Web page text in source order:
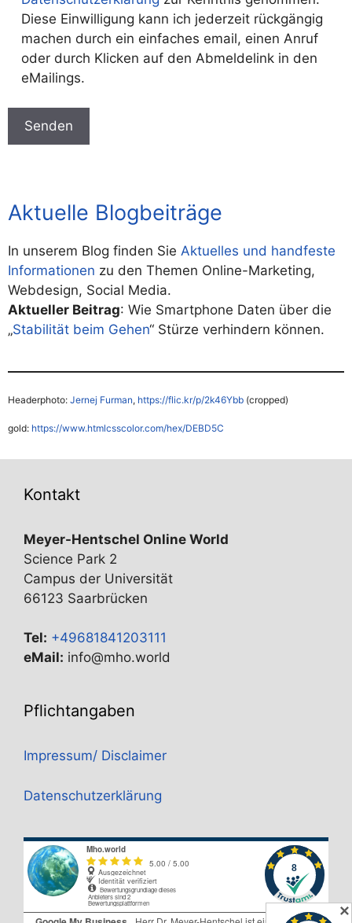
Diese Einwilligung kann ich jederzeit rückgängig
machen durch ein einfaches email, einen Anruf
oder durch Klicken auf den Abmeldelink in den
eMailings.
Aktuelle Blogbeiträge
In unserem Blog finden Sie Aktuelles und handfeste
Informationen zu den Themen Online-Marketing,
Webdesign, Social Media.
Aktueller Beitrag: Wie Smartphone Daten über die
„Stabilität beim Gehen“ Stürze verhindern können.
Headerphoto: Jernej Furman, https://flic.kr/p/2k46Ybb (cropped)
gold: https://www.htmlcsscolor.com/hex/DEBD5C
Kontakt
Meyer-Hentschel Online World
Science Park 2
Campus der Universität
66123 Saarbrücken
Tel: +49681841203111
eMail: info@mho.world
Pflichtangaben
Impressum/ Disclaimer
Datenschutzerklärung
✕